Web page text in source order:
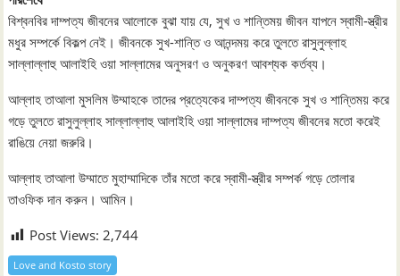
বিশ্বনবির দাম্পত্য জীবনের আলোকে বুঝা যায় যে, সুখ ও শান্তিময় জীবন যাপনে স্বামী-স্ত্রীর
মধুর সম্পর্কে বিকল্প নেই। জীবনকে সুখ-শান্তি ও আনন্দময় করে তুলতে রাসুলুল্লাহ
সাল্লাল্লাহু আলাইহি ওয়া সাল্লামের অনুসরণ ও অনুকরণ আবশ্যক কর্তব্য।
আল্লাহ তাআলা মুসলিম উম্মাহকে তাদের প্রত্যেকের দাম্পত্য জীবনকে সুখ ও শান্তিময় করে
গড়ে তুলতে রাসুলুল্লাহ সাল্লাল্লাহু আলাইহি ওয়া সাল্লামের দাম্পত্য জীবনের মতো করেই
রাঙিয়ে নেয়া জরুরি।
আল্লাহ তাআলা উম্মাতে মুহাম্মাদিকে তাঁর মতো করে স্বামী-স্ত্রীর সম্পর্ক গড়ে তোলার
তাওফিক দান করুন। আমিন।
Post Views: 2,744
Love and Kosto story